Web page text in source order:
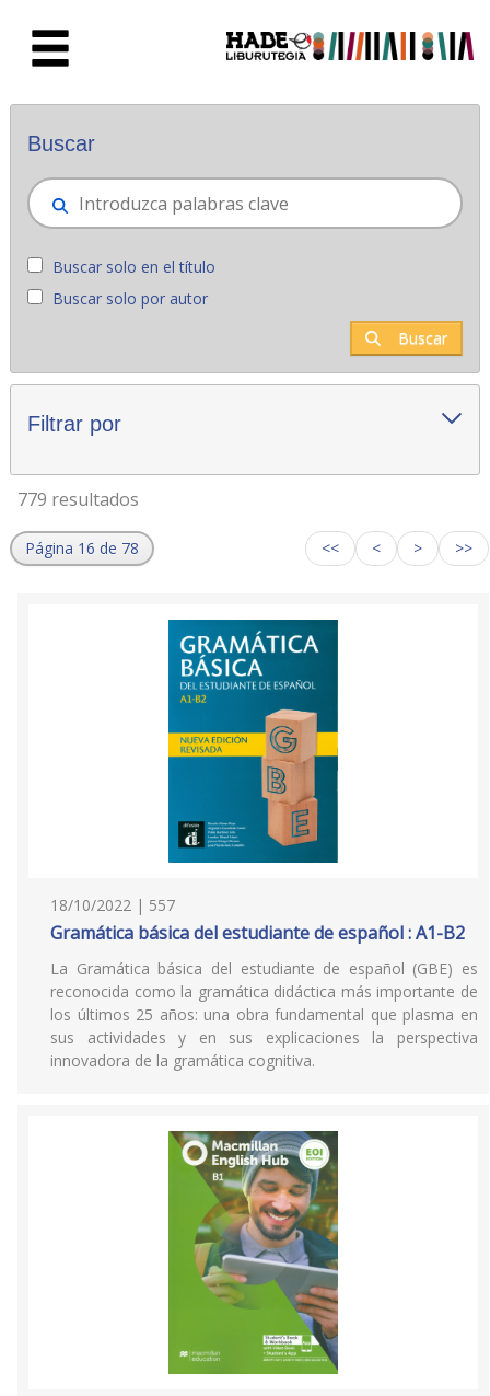
Novedades - Liburutegia
Buscar
Buscar solo en el título
Buscar solo por autor
Buscar
Filtrar por
779 resultados
Página 16 de 78 << < > >>
18/10/2022 | 557
Gramática básica del estudiante de español : A1-B2
La Gramática básica del estudiante de español (GBE) es
reconocida como la gramática didáctica más importante de
los últimos 25 años: una obra fundamental que plasma en
sus actividades y en sus explicaciones la perspectiva
innovadora de la gramática cognitiva.